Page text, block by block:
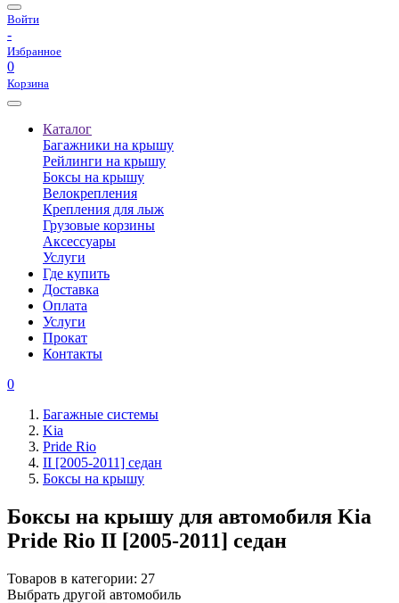
Войти
-
Избранное
0
Корзина
Каталог
Багажники на крышу
Рейлинги на крышу
Боксы на крышу
Велокрепления
Крепления для лыж
Грузовые корзины
Аксессуары
Услуги
Где купить
Доставка
Оплата
Услуги
Прокат
Контакты
0
Багажные системы
Kia
Pride Rio
II [2005-2011] седан
Боксы на крышу
Боксы на крышу для автомобиля Kia
Pride Rio II [2005-2011] седан
Товаров в категории: 27
Выбрать другой автомобиль